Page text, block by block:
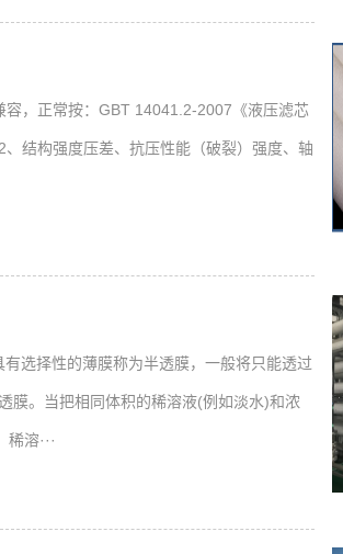
，正常按：GBT 14041.2-2007《液压滤芯
结构强度压差、抗压性能（破裂）强度、轴
选择性的薄膜称为半透膜，一般将只能透过
膜。当把相同体积的稀溶液(例如淡水)和浓
溶···